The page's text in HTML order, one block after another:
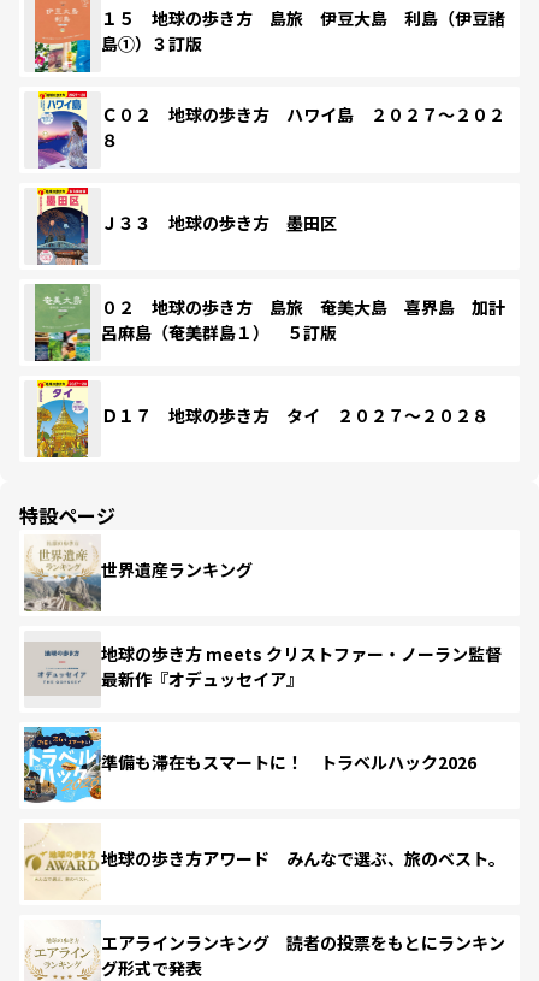
１５ 地球の歩き方 島旅 伊豆大島 利島（伊豆諸
島①）３訂版
Ｃ０２ 地球の歩き方 ハワイ島 ２０２７～２０２
８
Ｊ３３ 地球の歩き方 墨田区
０２ 地球の歩き方 島旅 奄美大島 喜界島 加計
呂麻島（奄美群島１） ５訂版
Ｄ１７ 地球の歩き方 タイ ２０２７～２０２８
特設ページ
世界遺産ランキング
地球の歩き方 meets クリストファー・ノーラン監督
最新作『オデュッセイア』
準備も滞在もスマートに！ トラベルハック2026
地球の歩き方アワード みんなで選ぶ、旅のベスト。
エアラインランキング 読者の投票をもとにランキン
グ形式で発表